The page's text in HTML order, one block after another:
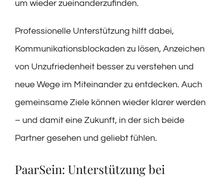
um wieder zueinanderzufinden.
Professionelle Unterstützung hilft dabei,
Kommunikationsblockaden zu lösen, Anzeichen
von Unzufriedenheit besser zu verstehen und
neue Wege im Miteinander zu entdecken. Auch
gemeinsame Ziele können wieder klarer werden
– und damit eine Zukunft, in der sich beide
Partner gesehen und geliebt fühlen.
PaarSein: Unterstützung bei